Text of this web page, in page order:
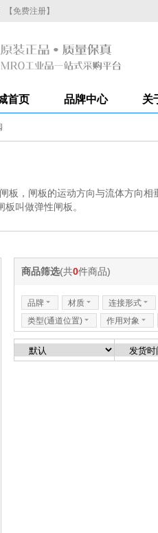
【免费注册】
首页 品牌中心 关
板，闸板的运动方向与流体方向
叫做弹性闸板。
商品筛选(共0件商品)
品牌 6 材质 6 连接形式 6
类型(通道位置) 6 作用对象 6